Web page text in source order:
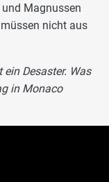
Magnussen
nicht aus
ein Desaster. Was
in Monaco